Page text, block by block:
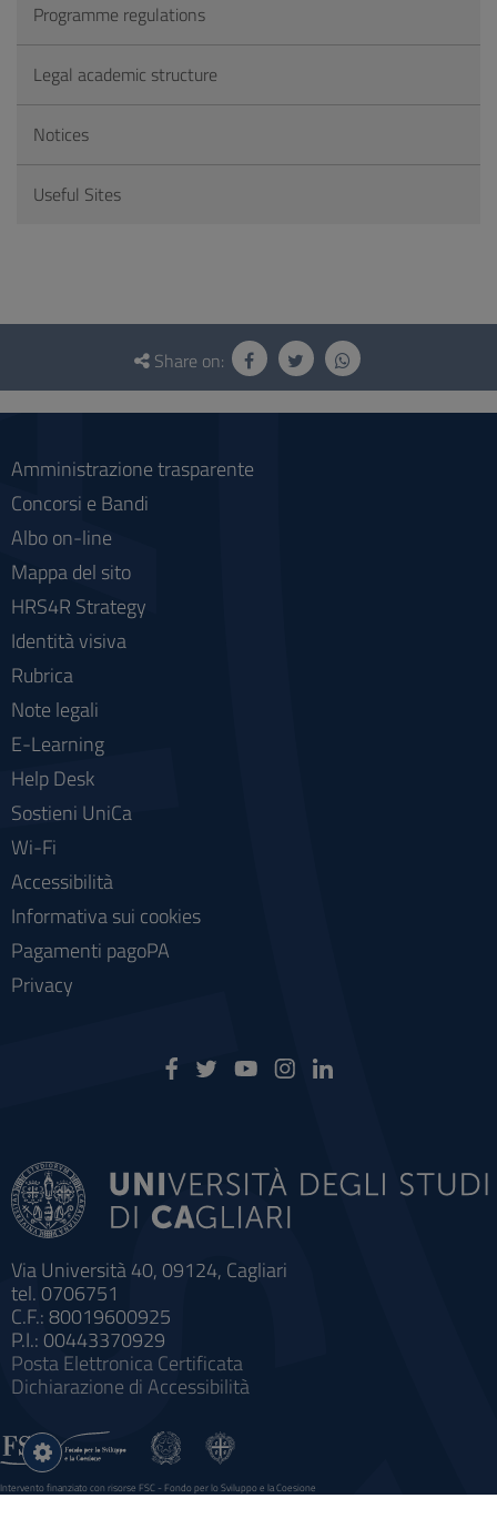
Programme regulations
Legal academic structure
Notices
Useful Sites
Questionnaire
social
Share on:
Via Università 40, 09124, Cagliari
tel. 0706751
C.F.: 80019600925
P.I.: 00443370929
Posta Elettronica Certificata
Dichiarazione di Accessibilità
Amministrazione trasparente
Concorsi e Bandi
Albo on-line
Mappa del sito
HRS4R Strategy
Identità visiva
Rubrica
Note legali
E-Learning
Help Desk
Sostieni UniCa
Wi-Fi
Accessibilità
Informativa sui cookies
Pagamenti pagoPA
Privacy
Intervento finanziato con risorse FSC - Fondo per lo Sviluppo e la Coesione
Sistema informatico gestionale integrato a supporto della didattica e della ricerca e potenziamento dei servizi online
Impostazioni
cookie